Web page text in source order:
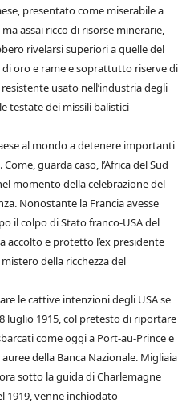
presentato come miserabile a
assai ricco di risorse minerarie,
rivelarsi superiori a quelle del
oro e rame e soprattutto riserve di
usato nell’industria degli
testate dei missili balistici
al mondo a detenere importanti
guarda caso, l’Africa del Sud
momento della celebrazione del
Nonostante la Francia avesse
il colpo di Stato franco-USA del
accolto e protetto l’ex presidente
della ricchezza del
le cattive intenzioni degli USA se
luglio 1915, col pretesto di riportare
come oggi a Port-au-Prince e
della Banca Nazionale. Migliaia
sotto la guida di Charlemagne
1919, venne inchiodato